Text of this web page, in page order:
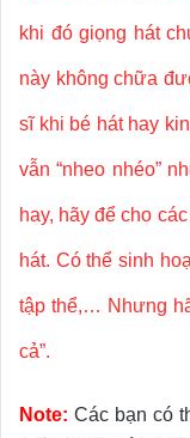
khi đó giọng hát
này không chữa
sĩ khi bé hát hay
vẫn “nheo nhéo”
hay, hãy để cho
hát. Có thể sinh
tập thể,… Nhưng
cả”.
Note: Các bạn có